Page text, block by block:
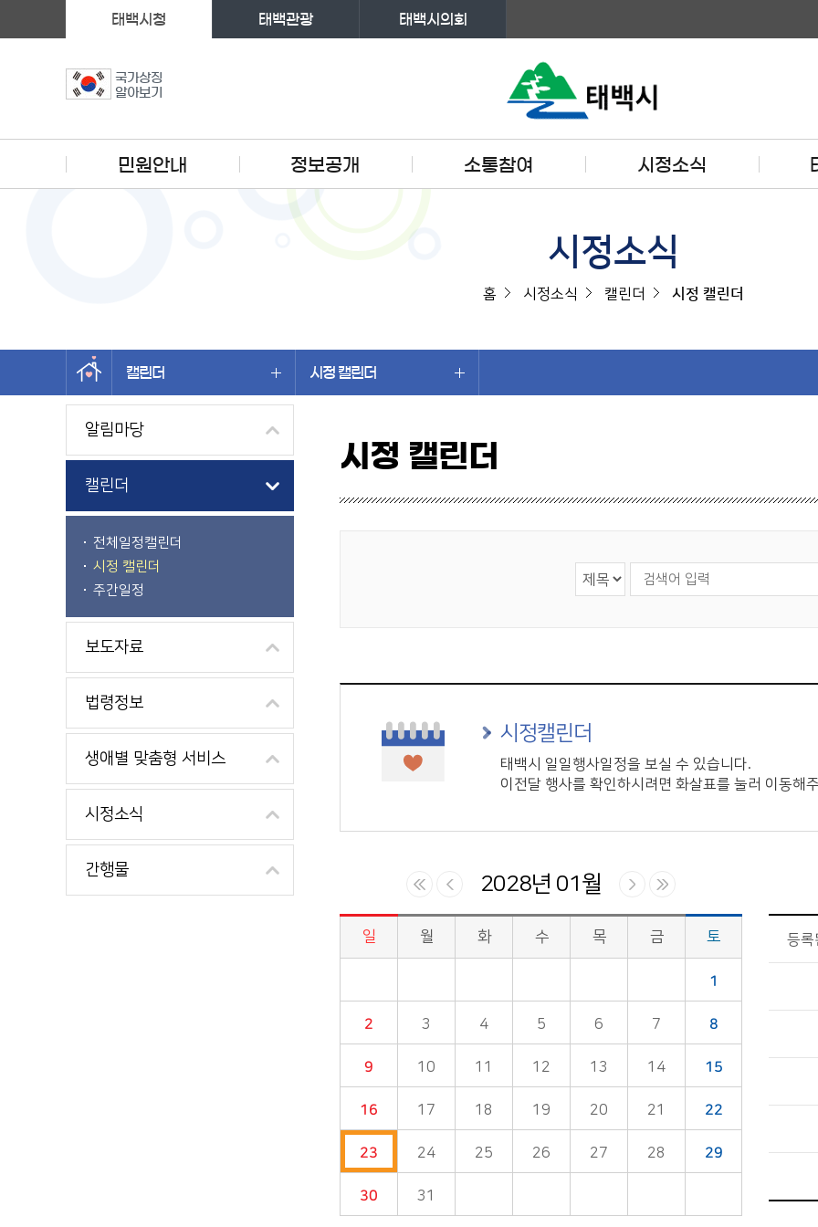
국가상징
알아보기
태백시청 태백관광 태백시의회
민원안내 정보공개 소통참여 시정소식
시정소식
홈 시정소식 캘린더 시정 캘린더
캘린더 시정 캘린더
왼쪽메뉴
알림마당
캘린더
전체일정캘린더
시정 캘린더
주간일정
보도자료
법령정보
생애별 맞춤형 서비스
시정소식
간행물
시정 캘린더
시정캘린더
태백시 일일행사일정을 보실 수 있습니다.
이전달 행사를 확인하시려면 화살표를 눌러 이동해
2028년 01월
시정소식>시정 캘린더 게시판의 (2028년 01월) 달력형태로 일정명, 일정내용을 제공합니다.
일 월 화 수 목 금 토
1
2 3 4 5 6 7 8
9 10 11 12 13 14 15
16 17 18 19 20 21 22
23 24 25 26 27 28 29
30 31
등록